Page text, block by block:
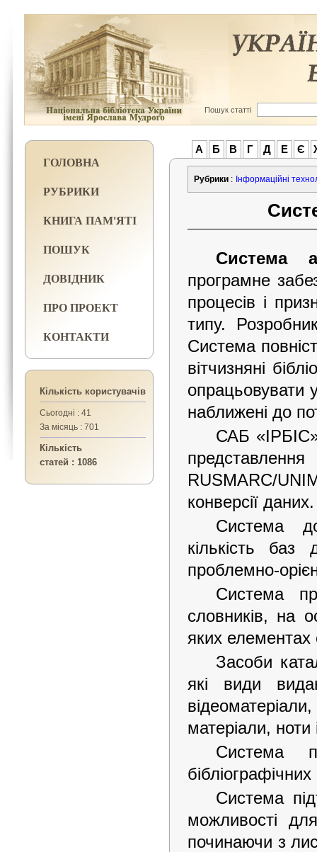
Пошук статті
ГОЛОВНА
РУБРИКИ
КНИГА ПАМ'ЯТІ
ПОШУК
ДОВІДНИК
ПРО ПРОЕКТ
КОНТАКТИ
Кількість користувачів
Сьогодні : 41
За місяць : 701
Кількість
статей : 1086
А Б В Г Д Е Є
Рубрики : Інформаційні
Система
програмне
процесів і
типу.
Система
вітчизняні
опрацьовувати
наближені до
САБ
RUSMARC/
конверсії даних.
Система
кількість
проблемно-
Система
словників, на
яких елементах
Засоби
які види
матеріали, ноти
Система
Система
можливості
починаючи з